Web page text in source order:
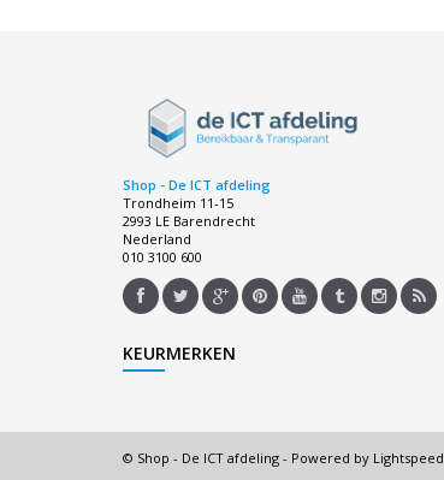
Shop - De ICT afdeling
Trondheim 11-15
2993 LE Barendrecht
Nederland
010 3100 600
KEURMERKEN
© Shop - De ICT afdeling - Powered by Lightspeed